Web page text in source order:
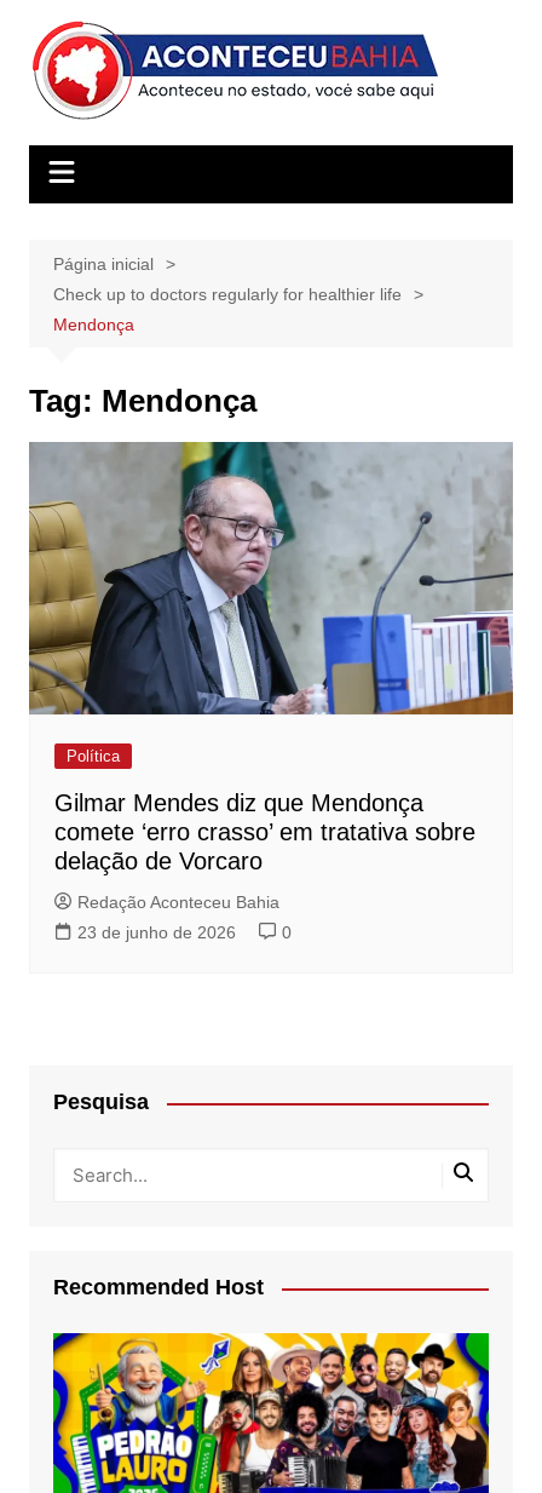
para
conteúdo
Página inicial
Check up to doctors regularly for healthier life
Mendonça
Tag: Mendonça
Política
Gilmar Mendes diz que Mendonça
comete ‘erro crasso’ em tratativa sobre
delação de Vorcaro
Redação Aconteceu Bahia
23 de junho de 2026
0
Pesquisa
Recommended Host